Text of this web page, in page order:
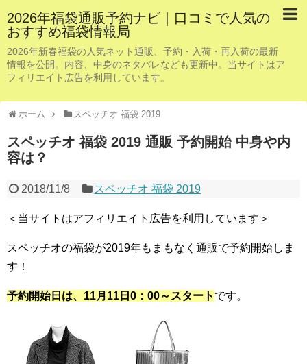
2026年福袋通販予約ナビ｜口コミで人気の
おすすめ福袋情報局
2026年新春福袋の人気ネット通販、予約・入荷・再入荷の最新
情報を公開。内容、中身のネタバレなども更新中。当サイトはア
フィリエイト広告を利用しています。
ホーム スペッチオ 福袋 2019
スペッチオ 福袋 2019 通販 予約開始 中身や内
容は？
2018/11/8 スペッチオ 福袋 2019
＜当サイトはアフィリエイト広告を利用しています＞
スペッチオの福袋が2019年もまもなく通販で予約開始しま
す！
予約開始日は、11月11日0：00～スタート です。